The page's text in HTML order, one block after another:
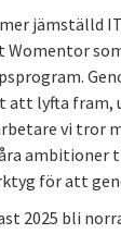
jämställd
Womentor
lyfta fram,
vi tror
ambitioner
för att
2025 bli